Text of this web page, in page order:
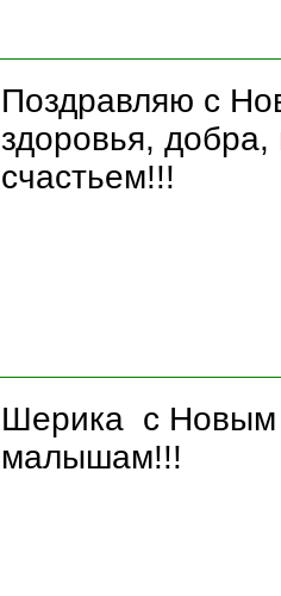
Поздравляю с
здоровья,
счастьем!!!
Шерика с Новым
малышам!!!